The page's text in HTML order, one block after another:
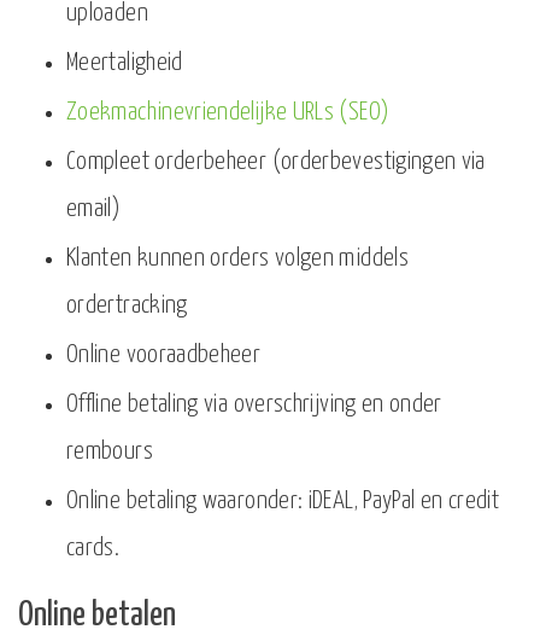
uploaden
Meertaligheid
Zoekmachinevriendelijke URLs (SEO)
Compleet orderbeheer (orderbevestigingen via
email)
Klanten kunnen orders volgen middels
ordertracking
Online vooraadbeheer
Offline betaling via overschrijving en onder
rembours
Online betaling waaronder: iDEAL, PayPal en credit
cards.
Online betalen